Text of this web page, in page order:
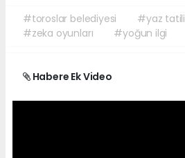
#toroslar belediyesi #yaz tatili
#zeka oyunları
#yoğun ilgi
Habere Ek Video